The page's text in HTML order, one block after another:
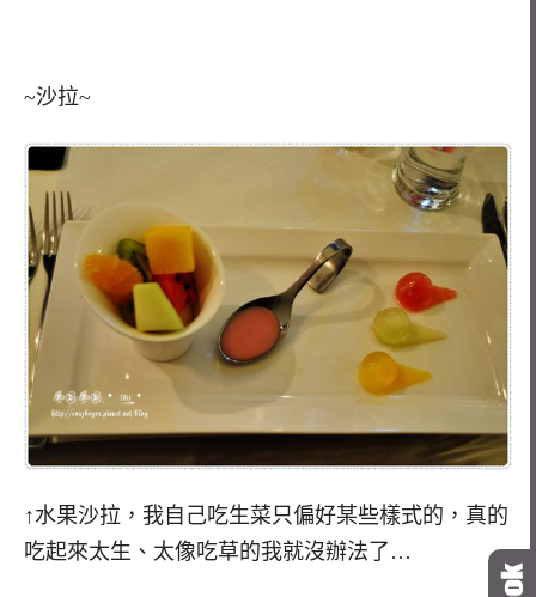
~沙拉~
↑水果沙拉，我自己吃生菜只偏好某些樣式的，真的
吃起來太生、太像吃草的我就沒辦法了…